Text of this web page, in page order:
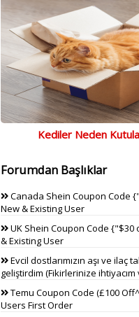
Kediler Neden
Forumdan Başlıklar
Canada Shein Coupon Code
New & Existing User
UK Shein Coupon Code
& Existing User
Evcil dostlarımızın aşı ve ilaç
geliştirdim (Fikirlerinize ihtiyacım
Temu Coupon Code (£100
Users First Order